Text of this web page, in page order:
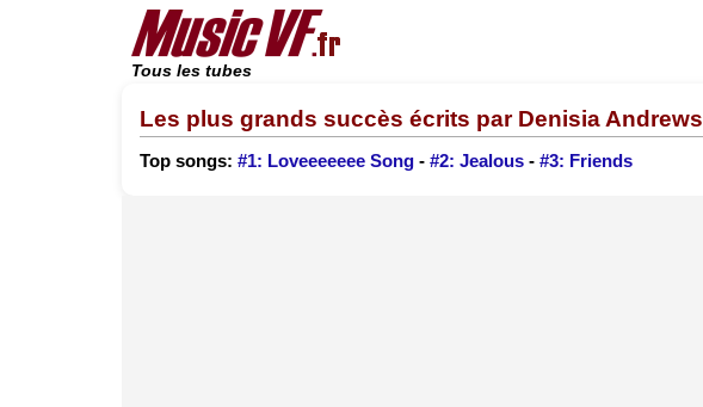
Tous les tubes
Les plus grands succès écrits par Denisia Andrews
Top songs: #1: Loveeeeeee Song - #2: Jealous - #3: Friends